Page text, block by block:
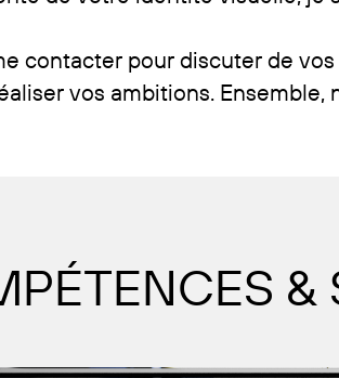
contacter pour discuter de
vos ambitions.
&